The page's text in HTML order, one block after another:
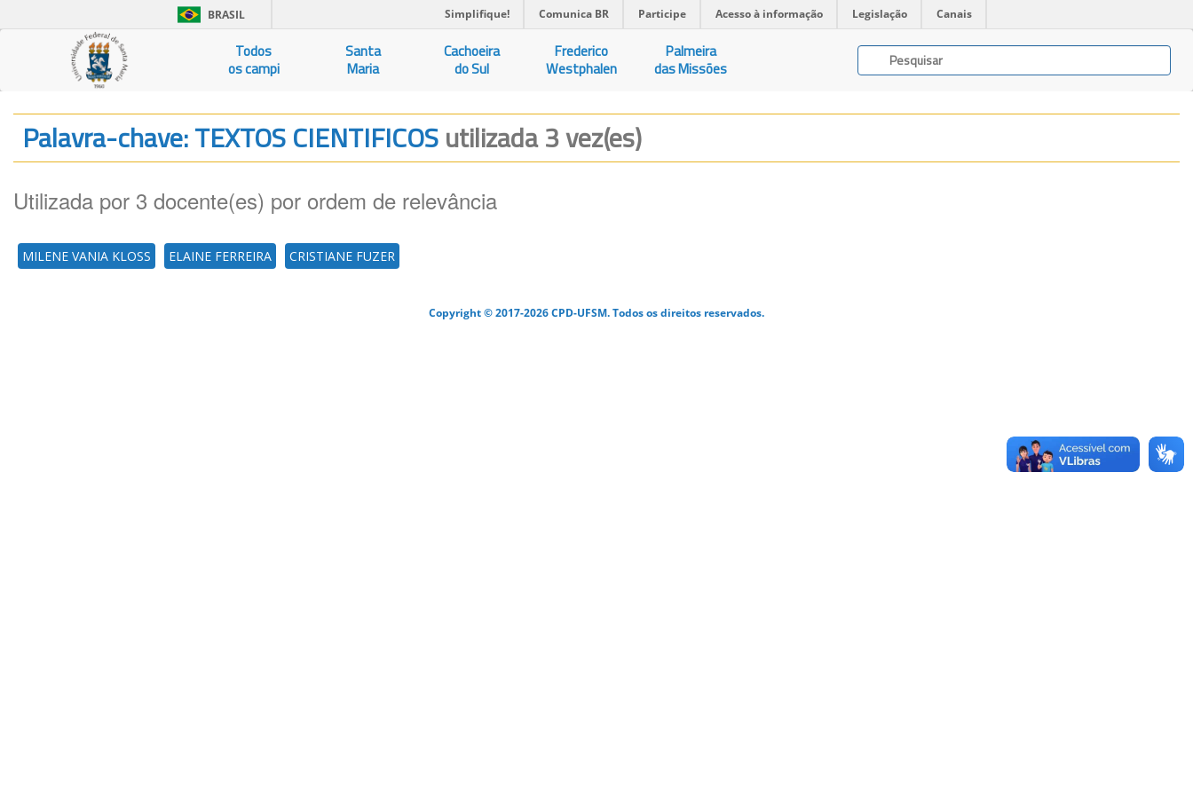
BRASIL Simplifique! Comunica BR Participe Acesso à informação Legislação Canais
Todos
os campi
Santa
Maria
Cachoeira
do Sul
Frederico
Westphalen
Palmeira
das Missões
Palavra-chave: TEXTOS CIENTIFICOSutilizada 3 vez(es)
Utilizada por 3 docente(es) por ordem de relevância
MILENE VANIA KLOSS ELAINE FERREIRA CRISTIANE FUZER
Copyright © 2017-2026 CPD-UFSM. Todos os direitos reservados.